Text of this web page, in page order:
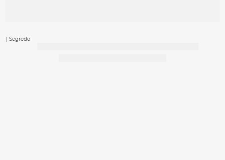
| Segredo